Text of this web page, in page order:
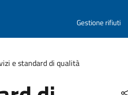
Gestione rifiuti
e standard di qualità